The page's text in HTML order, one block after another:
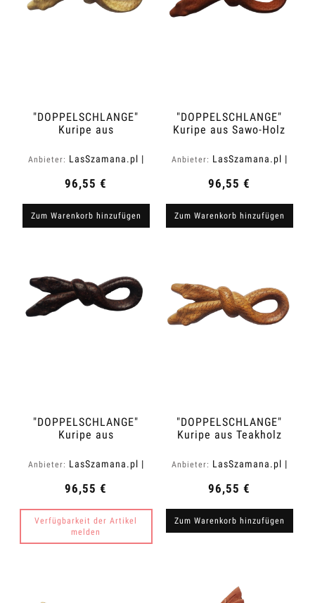
"DOPPELSCHLANGE"
Kuripe aus
(Zanthoxylum rhetsa)
Anbieter: LasSzamana.pl |
96,55 €
Zum Warenkorb hinzufügen
"DOPPELSCHLANGE"
Kuripe aus Sawo-Holz
Anbieter: LasSzamana.pl |
96,55 €
Zum Warenkorb hinzufügen
"DOPPELSCHLANGE"
Kuripe aus
(Tamarindus indica)
Anbieter: LasSzamana.pl |
96,55 €
Verfügbarkeit der Artikel
melden
"DOPPELSCHLANGE"
Kuripe aus Teakholz
Anbieter: LasSzamana.pl |
96,55 €
Zum Warenkorb hinzufügen